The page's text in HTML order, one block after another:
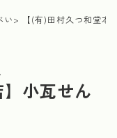
い 【(有)田村久つ和堂
】小瓦せん